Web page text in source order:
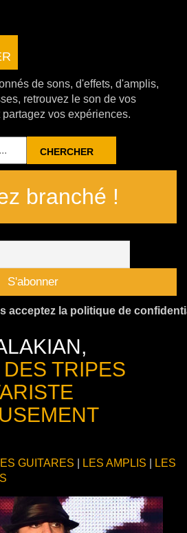
de sons, d'effets, d'amplis,
retrouvez le son de vos
vos expériences.
RECHERCHER
branché !
acceptez la politique de
TRIPES
GUITARES LES AMPLIS
LES